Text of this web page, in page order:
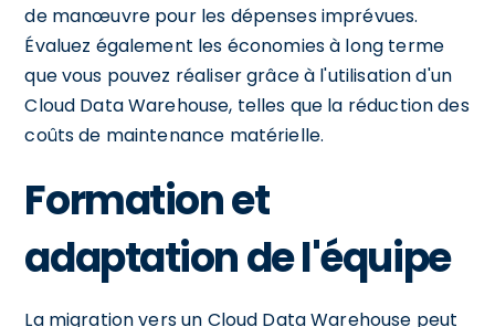
de manœuvre pour les dépenses imprévues.
Évaluez également les économies à long terme
que vous pouvez réaliser grâce à l'utilisation d'un
Cloud Data Warehouse, telles que la réduction des
coûts de maintenance matérielle.
Formation et
adaptation de l'équipe
La migration vers un Cloud Data Warehouse peut